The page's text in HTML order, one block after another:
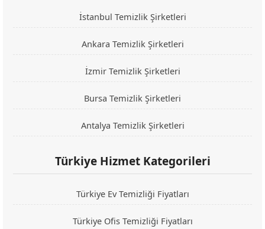
İstanbul Temizlik Şirketleri
Ankara Temizlik Şirketleri
İzmir Temizlik Şirketleri
Bursa Temizlik Şirketleri
Antalya Temizlik Şirketleri
Türkiye Hizmet Kategorileri
Türkiye Ev Temizliği Fiyatları
Türkiye Ofis Temizliği Fiyatları